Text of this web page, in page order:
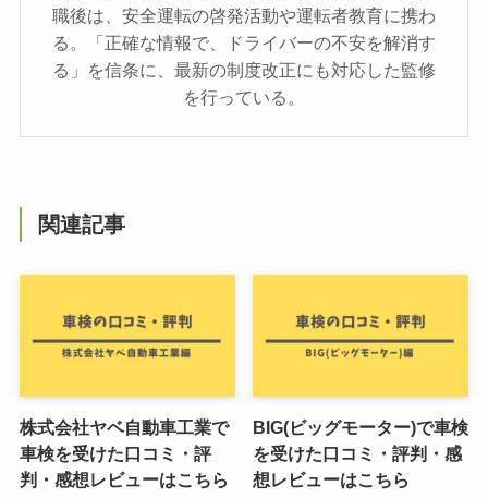
職後は、安全運転の啓発活動や運転者教育に携わ
る。「正確な情報で、ドライバーの不安を解消す
る」を信条に、最新の制度改正にも対応した監修
を行っている。
関連記事
株式会社ヤベ自動車工業で
車検を受けた口コミ・評
判・感想レビューはこちら
BIG(ビッグモーター)で車検
を受けた口コミ・評判・感
想レビューはこちら